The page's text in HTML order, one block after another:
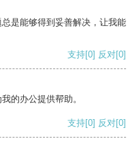
是能够得到妥善解决，让我能
支持[0] 反对[0]
的办公提供帮助。
支持[0] 反对[0]